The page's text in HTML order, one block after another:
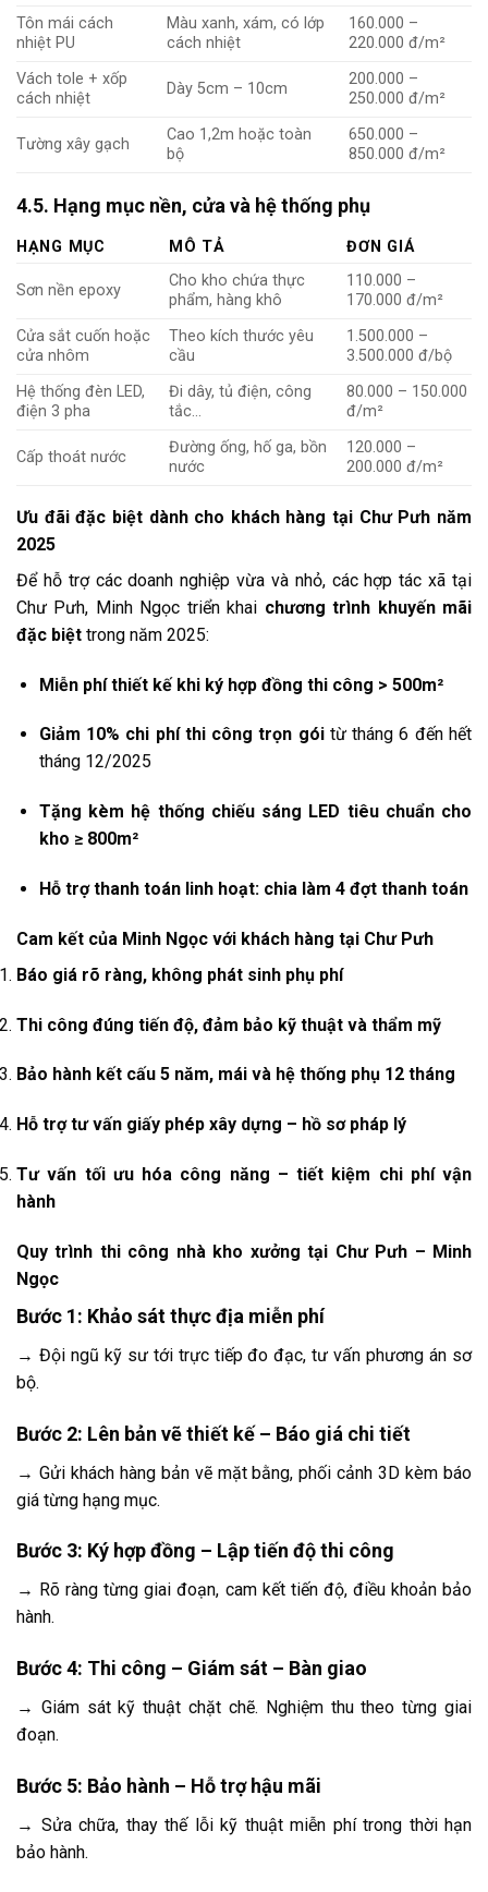
Tôn mái cách
nhiệt PU
Màu xanh, xám, có lớp
cách nhiệt
160.000 –
220.000 đ/m²
Vách tole + xốp
cách nhiệt
Dày 5cm – 10cm
200.000 –
250.000 đ/m²
Tường xây gạch
Cao 1,2m hoặc toàn
bộ
650.000 –
850.000 đ/m²
4.5. Hạng mục nền, cửa và hệ thống phụ
HẠNG MỤC MÔ TẢ ĐƠN GIÁ
Sơn nền epoxy
Cho kho chứa thực
phẩm, hàng khô
110.000 –
170.000 đ/m²
Cửa sắt cuốn hoặc
cửa nhôm
Theo kích thước yêu
cầu
1.500.000 –
3.500.000 đ/bộ
Hệ thống đèn LED,
điện 3 pha
Đi dây, tủ điện, công
tắc…
80.000 – 150.000
đ/m²
Cấp thoát nước
Đường ống, hố ga, bồn
nước
120.000 –
200.000 đ/m²
Ưu đãi đặc biệt dành cho khách hàng tại Chư Pưh năm
2025
Để hỗ trợ các doanh nghiệp vừa và nhỏ, các hợp tác xã tại
Chư Pưh, Minh Ngọc triển khai chương trình khuyến mãi
đặc biệt trong năm 2025:
Miễn phí thiết kế khi ký hợp đồng thi công > 500m²
Giảm 10% chi phí thi công trọn góitừ tháng 6 đến hết
tháng 12/2025
Tặng kèm hệ thống chiếu sáng LED tiêu chuẩn cho
kho ≥ 800m²
Hỗ trợ thanh toán linh hoạt: chia làm 4 đợt thanh toán
Cam kết của Minh Ngọc với khách hàng tại Chư Pưh
Báo giá rõ ràng, không phát sinh phụ phí
Thi công đúng tiến độ, đảm bảo kỹ thuật và thẩm mỹ
Bảo hành kết cấu 5 năm, mái và hệ thống phụ 12 tháng
Hỗ trợ tư vấn giấy phép xây dựng – hồ sơ pháp lý
Tư vấn tối ưu hóa công năng – tiết kiệm chi phí vận
hành
Quy trình thi công nhà kho xưởng tại Chư Pưh – Minh
Ngọc
Bước 1: Khảo sát thực địa miễn phí
→ Đội ngũ kỹ sư tới trực tiếp đo đạc, tư vấn phương án sơ
bộ.
Bước 2: Lên bản vẽ thiết kế – Báo giá chi tiết
→ Gửi khách hàng bản vẽ mặt bằng, phối cảnh 3D kèm báo
giá từng hạng mục.
Bước 3: Ký hợp đồng – Lập tiến độ thi công
→ Rõ ràng từng giai đoạn, cam kết tiến độ, điều khoản bảo
hành.
Bước 4: Thi công – Giám sát – Bàn giao
→ Giám sát kỹ thuật chặt chẽ. Nghiệm thu theo từng giai
đoạn.
Bước 5: Bảo hành – Hỗ trợ hậu mãi
→ Sửa chữa, thay thế lỗi kỹ thuật miễn phí trong thời hạn
bảo hành.